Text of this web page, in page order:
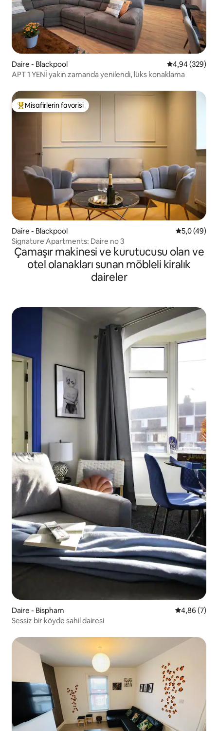
Daire - Blackpool 5 üzerinden
4,94 (329)
APT 1 YENİ yakın zamanda yenilendi, lüks konaklama
Misafirlerin favorilerinden en beğenilenler arasında
Misafirlerin favorisi
Daire - Blackpool 5 üzerinden
5,0 (49)
Signature Apartments: Daire no 3
Çamaşır makinesi ve kurutucusu olan ve
otel olanakları sunan möbleli kiralık
daireler
Daire - Bispham 5 üzerinden
4,86 (7)
Sessiz bir köyde sahil dairesi